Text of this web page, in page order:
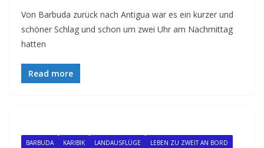
Von Barbuda zurück nach Antigua war es ein kurzer und
schöner Schlag und schon um zwei Uhr am Nachmittag
hatten
Read more
BARBUDA KARIBIK LANDAUSFLÜGE LEBEN ZU ZWEIT AN BORD